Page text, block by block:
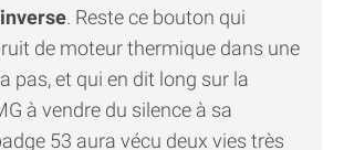
. Reste ce bouton qui
de moteur thermique dans une
pas, et qui en dit long sur la
à vendre du silence à sa
53 aura vécu deux vies très